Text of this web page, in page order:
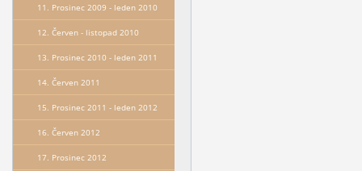
11. Prosinec 2009 - leden 2010
12. Červen - listopad 2010
13. Prosinec 2010 - leden 2011
14. Červen 2011
15. Prosinec 2011 - leden 2012
16. Červen 2012
17. Prosinec 2012